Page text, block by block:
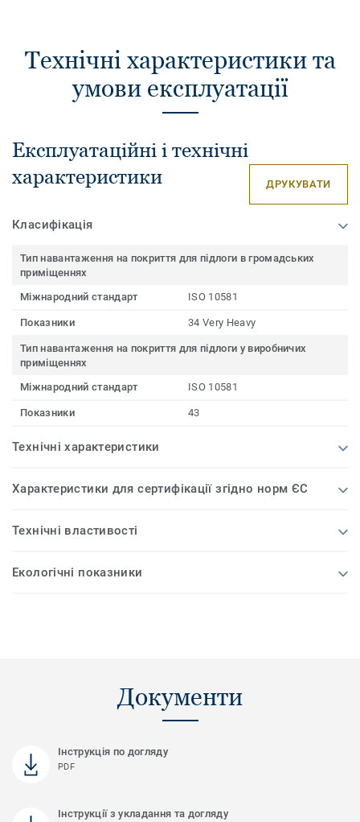
Технічні характеристики та
умови експлуатації
Експлуатаційні і технічні
характеристики
ДРУКУВАТИ
Класифікація
Тип навантаження на покриття для підлоги в громадських
приміщеннях
Міжнародний стандарт
ISO 10581
Показники 34 Very Heavy
Тип навантаження на покриття для підлоги у виробничих
приміщеннях
Міжнародний стандарт
ISO 10581
Показники 43
Технічні характеристики
Характеристики для сертифікації згідно норм ЄС
Технічні властивості
Екологічні показники
Документи
Інструкція по догляду
PDF
Інструкції з укладання та догляду